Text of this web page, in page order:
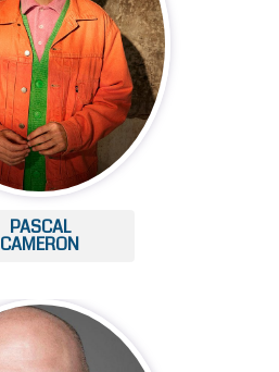
PASCAL
CAMERON